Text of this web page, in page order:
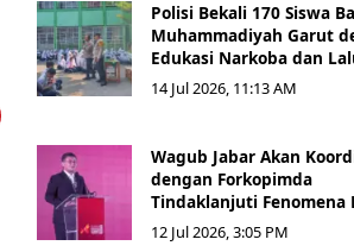
Polisi Bekali 170 Siswa
Muhammadiyah Garut
Edukasi Narkoba dan
14 Jul 2026, 11:13 AM
Wagub Jabar Akan
dengan Forkopimda
Tindaklanjuti Fenomena
12 Jul 2026, 3:05 PM